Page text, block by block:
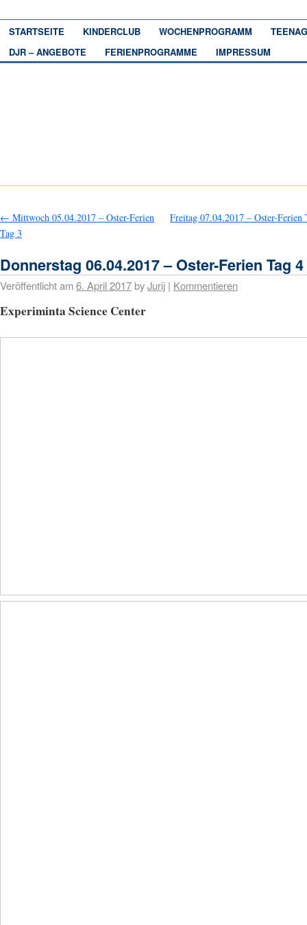
STARTSEITE KINDERCLUB WOCHENPROGRAMM
DJR – ANGEBOTE
FERIENPROGRAMME IMPRESSUM
← Mittwoch 05.04.2017 – Oster-Ferien
Tag 3
Freitag 07.04.2017 – Oster-Ferien
Donnerstag 06.04.2017 – Oster-Ferien Tag 4
Veröffentlicht am6. April 2017byJurij | Kommentieren
Experiminta Science Center